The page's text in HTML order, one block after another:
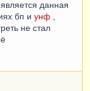
данная
бп и унф
не стал